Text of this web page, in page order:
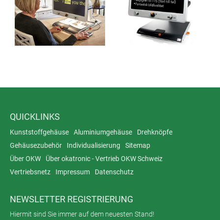
QUICKLINKS
Kunststoffgehäuse Aluminiumgehäuse
Drehknöpfe
Gehäusezubehör
Individualisierung
Sitemap
Über OKW
Über okatronic - Vertrieb OKW Schweiz
Vertriebsnetz
Impressum Datenschutz
NEWSLETTER REGISTRIERUNG
Hiermit sind Sie immer auf dem neuesten Stand!